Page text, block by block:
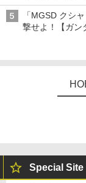
子どもが楽しめ
追求
「MGSD クシ
撃せよ！【ガン
Special Site